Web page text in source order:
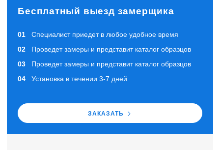
Бесплатный выезд замерщика
Специалист приедет в любое удобное время
Проведет замеры и представит каталог образцов
Проведет замеры и представит каталог образцов
Установка в течении 3-7 дней
ЗАКАЗАТЬ